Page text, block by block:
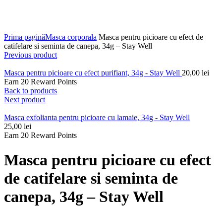
Prima paginăMasca corporala Masca pentru picioare cu efect de
catifelare si seminta de canepa, 34g – Stay Well
Previous product
Masca pentru picioare cu efect purifiant, 34g - Stay Well 20,00 lei
Earn 20 Reward Points
Back to products
Next product
Masca exfolianta pentru picioare cu lamaie, 34g - Stay Well
25,00 lei
Earn 20 Reward Points
Masca pentru picioare cu efect
de catifelare si seminta de
canepa, 34g – Stay Well